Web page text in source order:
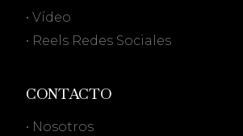
• Vídeo
• Reels Redes Sociales
CONTACTO
• Nosotros